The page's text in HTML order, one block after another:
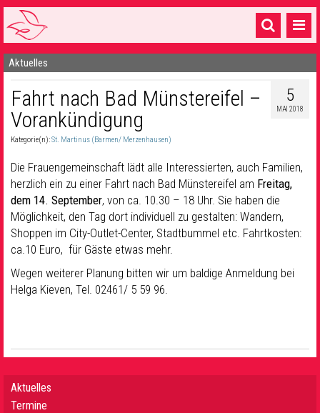
Startseite
1 Pfarrei
16 Gemeinden & mehr
Sakramente & Feste
Gemeinschaft & Soziales
Musik & Kultur
Seelsorge & Kontakt
Aktuelles
5
MAI 2018
Fahrt nach Bad Münstereifel –
Vorankündigung
Kategorie(n):St. Martinus (Barmen/ Merzenhausen)
Die Frauengemeinschaft lädt alle Interessierten, auch Familien,
herzlich ein zu einer Fahrt nach Bad Münstereifel am Freitag,
dem 14. September, von ca. 10.30 – 18 Uhr. Sie haben die
Möglichkeit, den Tag dort individuell zu gestalten: Wandern,
Shoppen im City-Outlet-Center, Stadtbummel etc. Fahrtkosten:
ca.10 Euro, für Gäste etwas mehr.
Wegen weiterer Planung bitten wir um baldige Anmeldung bei
Helga Kieven, Tel. 02461/ 5 59 96.
Aktuelles
Termine